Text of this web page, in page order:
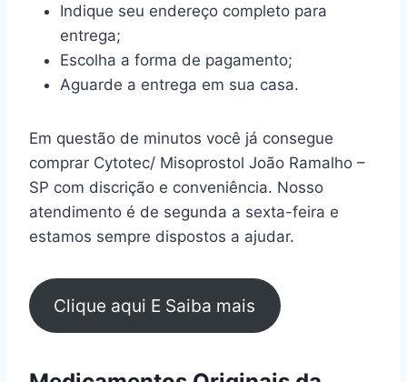
Indique seu endereço completo para
entrega;
Escolha a forma de pagamento;
Aguarde a entrega em sua casa.
Em questão de minutos você já consegue
comprar Cytotec/ Misoprostol João Ramalho –
SP com discrição e conveniência. Nosso
atendimento é de segunda a sexta-feira e
estamos sempre dispostos a ajudar.
Clique aqui E Saiba mais